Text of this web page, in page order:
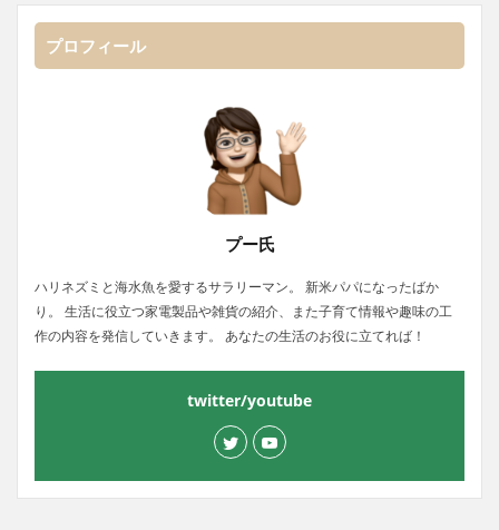
プロフィール
プー氏
ハリネズミと海水魚を愛するサラリーマン。 新米パパになったばか
り。 生活に役立つ家電製品や雑貨の紹介、また子育て情報や趣味の工
作の内容を発信していきます。 あなたの生活のお役に立てれば！
twitter/youtube